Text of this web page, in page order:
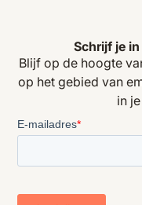
Schrijf je
Blijf op de hoogte
op het gebied van
in